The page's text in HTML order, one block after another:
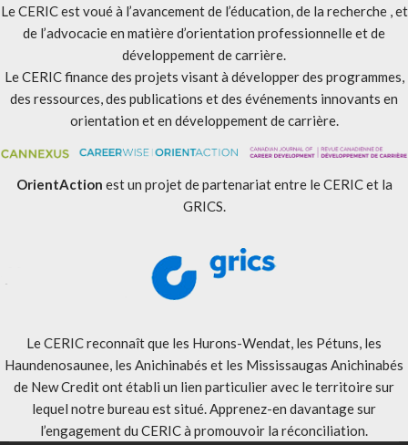
Le CERIC est voué à l’avancement de l’éducation, de la recherche , et
de l’advocacie en matière d’orientation professionnelle et de
développement de carrière.
Le CERIC finance des projets visant à développer des programmes,
des ressources, des publications et des événements innovants en
orientation et en développement de carrière.
OrientAction est un projet de partenariat entre le CERIC et la
GRICS.
Le CERIC reconnaît que les Hurons-Wendat, les Pétuns, les
Haundenosaunee, les Anichinabés et les Mississaugas Anichinabés
de New Credit ont établi un lien particulier avec le territoire sur
lequel notre bureau est situé. Apprenez-en davantage sur
l’engagement du CERIC à promouvoir la réconciliation.